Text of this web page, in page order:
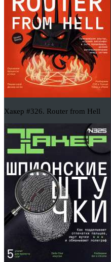
Хакер #326. Router from Hell